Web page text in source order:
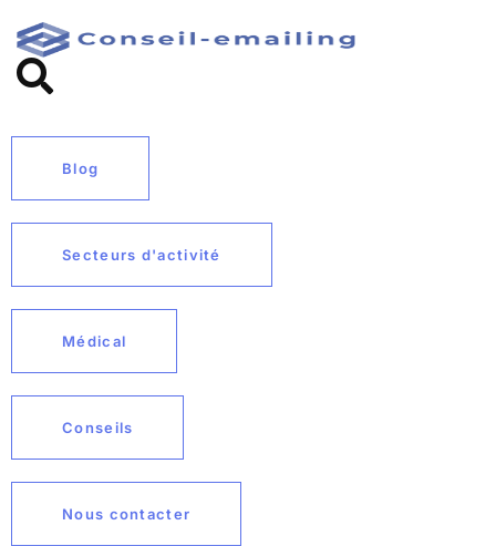
Blog
Secteurs d'activité
Médical
Conseils
Nous contacter